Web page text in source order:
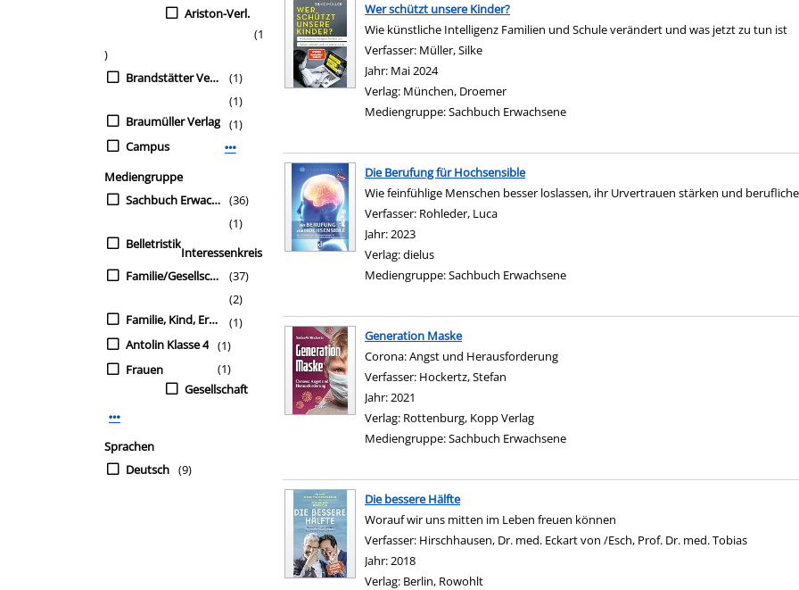
Ariston-Verl.
(1
)
Brandstätter Verlag
(1)
Braumüller Verlag
(1)
Campus
(1)
Mediengruppe
Sachbuch Erwachsene
(36)
Belletristik
(1)
Interessenkreis
Familie/Gesellschaft/Ratgeber
(37)
Familie, Kind, Erziehung
(2)
Antolin Klasse 4
(1)
Frauen
(1)
Gesellschaft
(1)
Mehr Interessenkreis-Filter anzeigen
Sprachen
Deutsch (9)
Wer schützt unsere Kinder?
Wie künstliche Intelligenz Familien und Schule verändert und was jetzt zu tun ist
Verfasser: Müller, Silke
Jahr: Mai 2024
Verlag: München, Droemer
Mediengruppe:Sachbuch Erwachsene
Die Berufung für Hochsensible
Wie feinfühlige Menschen besser loslassen, ihr Urvertrauen stärken und
Verfasser: Rohleder, Luca
Jahr:2023
Verlag:dielus
Mediengruppe:Sachbuch Erwachsene
Generation Maske
Corona: Angst und Herausforderung
Verfasser: Hockertz, Stefan
Jahr:2021
Verlag: Rottenburg, Kopp Verlag
Mediengruppe:Sachbuch Erwachsene
Die bessere Hälfte
Worauf wir uns mitten im Leben freuen können
Verfasser: Hirschhausen, Dr. med. Eckart von /Esch, Prof. Dr. med. Tobias
Jahr:2018
Verlag: Berlin, Rowohlt